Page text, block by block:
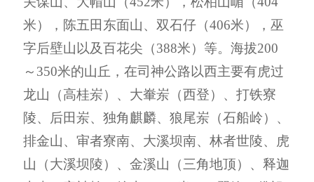
米），陈五田东面山、双石仔（406米），巫
字后壁山以及百花尖（388米）等。海拔200
～ 350米的山丘，在司神公路以西主要有虎过
龙山（高桂岽）、大輋岽（西登）、打铁寮
陵、后田岽、独角麒麟、狼尾岽（石船岭）、
排金山、审者寮南、大溪坝南、林者世陵、虎
山（大溪坝陵）、金溪山（三角地顶）、释迦